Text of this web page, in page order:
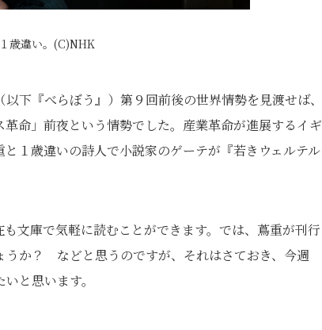
歳違い。(C)NHK
下『べらぼう』）第９回前後の世界情勢を見渡せば、
命」前夜という情勢でした。産業革命が進展するイギ
１歳違いの詩人で小説家のゲーテが『若きウェルテル
文庫で気軽に読むことができます。では、蔦重が刊行
うか？ などと思うのですが、それはさておき、今週
と思います。